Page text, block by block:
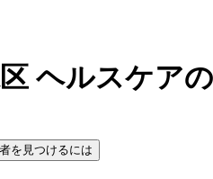
ヘルスケア
を見つけるには